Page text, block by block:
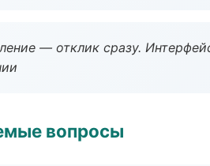
— отклик сразу.
вопросы